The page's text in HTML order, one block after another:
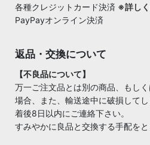
各種クレジットカード決済 ※詳し
PayPayオンライン決済
返品・交換について
【不良品について】
万一ご注文品とは別の商品、もし
場合、また、輸送途中に破損して
着後8日以内にご連絡下さい。
すみやかに良品と交換する手配をと